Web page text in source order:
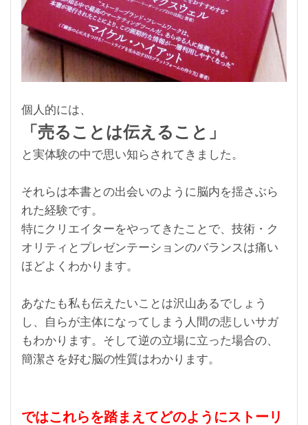
個人的には、
「売ることは伝えること」
と実体験の中で思い知らされてきました。
それらは本書との出会いのように脳内を揺さぶら
れた経験です。
特にクリエイターをやってきたことで、技術・ク
オリティとプレゼンテーションのバランスは痛い
ほどよくわかります。
あなたも私も伝えたいことは沢山あるでしょう
し、自らが主体になってしまう人間の悲しいサガ
もわかります。そして逆の立場に立った場合の、
簡潔さを好む脳の性質はわかります。
ではこれらを踏まえてどのようにストーリ